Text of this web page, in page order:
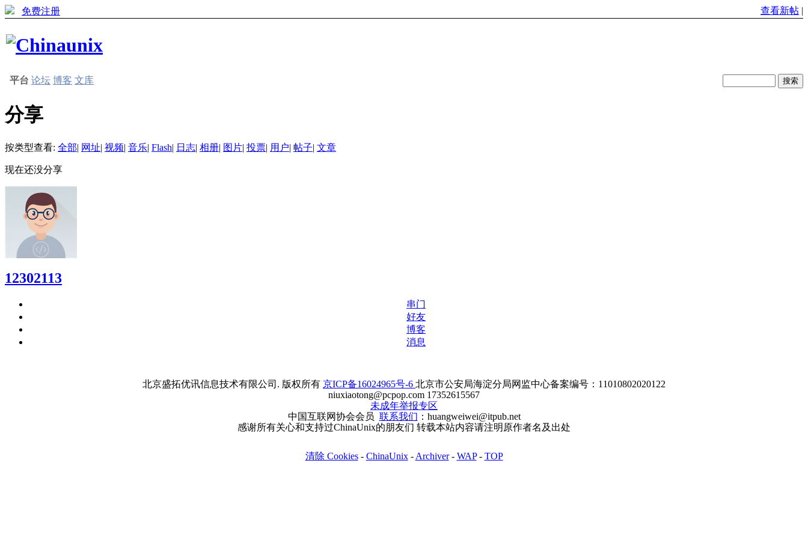
免费注册 查看新帖 |
平台 论坛 博客 文库
分享
按类型查看: 全部| 网址| 视频| 音乐| Flash| 日志| 相册| 图片| 投票| 用户| 帖子| 文章
现在还没分享
12302113
串门
好友
博客
消息
北京盛拓优讯信息技术有限公司. 版权所有 京ICP备16024965号-6 北京市公安局海淀分局网监中心备案编号：11010802020122
niuxiaotong@pcpop.com 17352615567
未成年举报专区
中国互联网协会会员 联系我们 ：huangweiwei@itpub.net
感谢所有关心和支持过ChinaUnix的朋友们 转载本站内容请注明原作者名及出处
清除 Cookies- ChinaUnix- Archiver- WAP- TOP